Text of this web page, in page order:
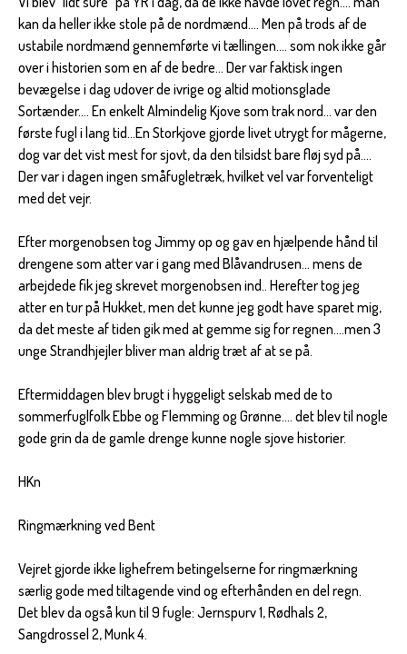
kan da heller ikke stole på de nordmænd.... Men på trods af de
ustabile nordmænd gennemførte vi tællingen.... som nok ikke går
over i historien som en af de bedre... Der var faktisk ingen
bevægelse i dag udover de ivrige og altid motionsglade
Sortænder.... En enkelt Almindelig Kjove som trak nord... var den
første fugl i lang tid...En Storkjove gjorde livet utrygt for mågerne,
dog var det vist mest for sjovt, da den tilsidst bare fløj syd på....
Der var i dagen ingen småfugletræk, hvilket vel var forventeligt
med det vejr.
Efter morgenobsen tog Jimmy op og gav en hjælpende hånd til
drengene som atter var i gang med Blåvandrusen... mens de
arbejdede fik jeg skrevet morgenobsen ind.. Herefter tog jeg
atter en tur på Hukket, men det kunne jeg godt have sparet mig,
da det meste af tiden gik med at gemme sig for regnen....men 3
unge Strandhjejler bliver man aldrig træt af at se på.
Eftermiddagen blev brugt i hyggeligt selskab med de to
sommerfuglfolk Ebbe og Flemming og Grønne.... det blev til nogle
gode grin da de gamle drenge kunne nogle sjove historier.
HKn
Ringmærkning ved Bent
Vejret gjorde ikke lighefrem betingelserne for ringmærkning
særlig gode med tiltagende vind og efterhånden en del regn.
Det blev da også kun til 9 fugle: Jernspurv 1, Rødhals 2,
Sangdrossel 2, Munk 4.